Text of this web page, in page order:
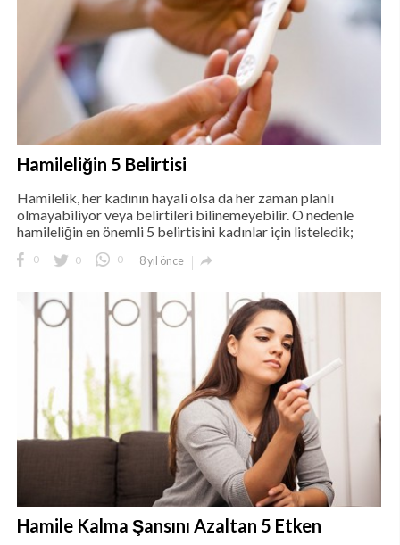
Hamileliğin 5 Belirtisi
Hamilelik, her kadının hayali olsa da her zaman planlı
olmayabiliyor veya belirtileri bilinemeyebilir. O nedenle
hamileliğin en önemli 5 belirtisini kadınlar için listeledik;
0 0 0 8 yıl önce 
Hamile Kalma Şansını Azaltan 5 Etken